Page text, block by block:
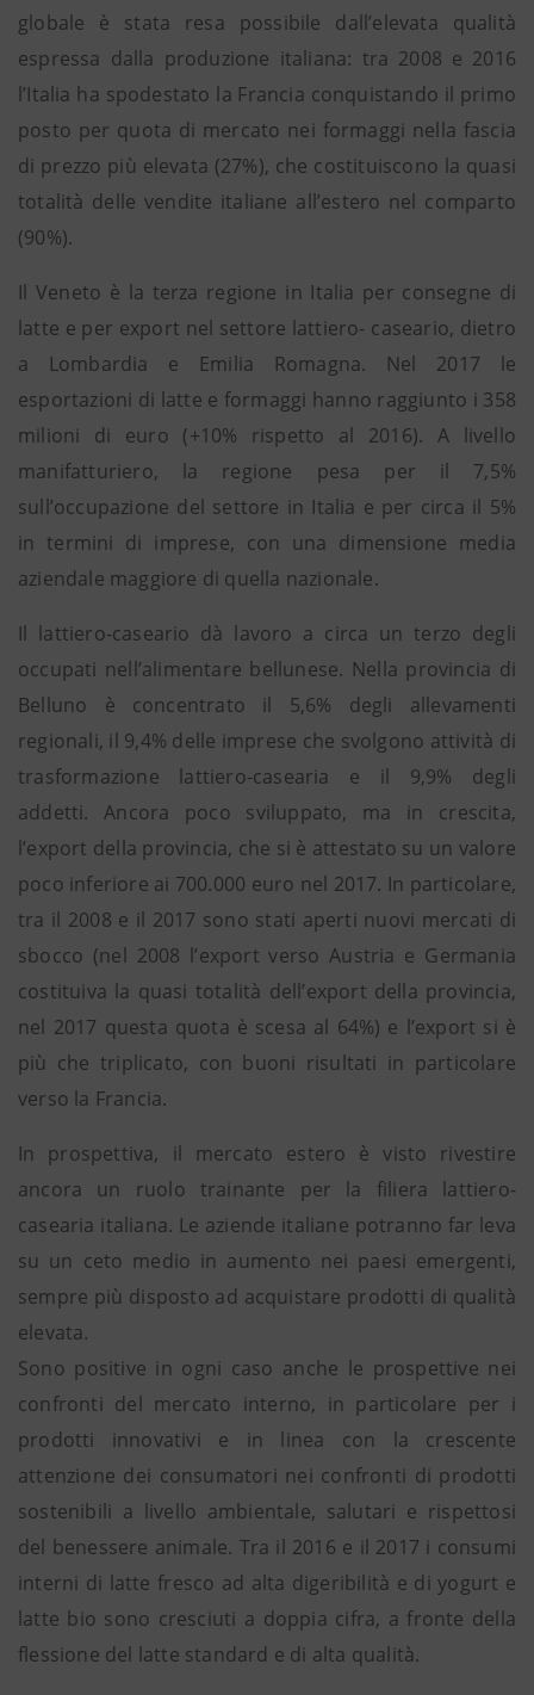
globale è stata resa possibile dall’elevata qualità
espressa dalla produzione italiana: tra 2008 e 2016
l’Italia ha spodestato la Francia conquistando il primo
posto per quota di mercato nei formaggi nella fascia
di prezzo più elevata (27%), che costituiscono la quasi
totalità delle vendite italiane all’estero nel comparto
(90%).
Il Veneto è la terza regione in Italia per consegne di
latte e per export nel settore lattiero- caseario, dietro
a Lombardia e Emilia Romagna. Nel 2017 le
esportazioni di latte e formaggi hanno raggiunto i 358
milioni di euro (+10% rispetto al 2016). A livello
manifatturiero, la regione pesa per il 7,5%
sull’occupazione del settore in Italia e per circa il 5%
in termini di imprese, con una dimensione media
aziendale maggiore di quella nazionale.
Il lattiero-caseario dà lavoro a circa un terzo degli
occupati nell’alimentare bellunese. Nella provincia di
Belluno è concentrato il 5,6% degli allevamenti
regionali, il 9,4% delle imprese che svolgono attività di
trasformazione lattiero-casearia e il 9,9% degli
addetti. Ancora poco sviluppato, ma in crescita,
l’export della provincia, che si è attestato su un valore
poco inferiore ai 700.000 euro nel 2017. In particolare,
tra il 2008 e il 2017 sono stati aperti nuovi mercati di
sbocco (nel 2008 l’export verso Austria e Germania
costituiva la quasi totalità dell’export della provincia,
nel 2017 questa quota è scesa al 64%) e l’export si è
più che triplicato, con buoni risultati in particolare
verso la Francia.
In prospettiva, il mercato estero è visto rivestire
ancora un ruolo trainante per la filiera lattiero-
casearia italiana. Le aziende italiane potranno far leva
su un ceto medio in aumento nei paesi emergenti,
sempre più disposto ad acquistare prodotti di qualità
elevata.
Sono positive in ogni caso anche le prospettive nei
confronti del mercato interno, in particolare per i
prodotti innovativi e in linea con la crescente
attenzione dei consumatori nei confronti di prodotti
sostenibili a livello ambientale, salutari e rispettosi
del benessere animale. Tra il 2016 e il 2017 i consumi
interni di latte fresco ad alta digeribilità e di yogurt e
latte bio sono cresciuti a doppia cifra, a fronte della
flessione del latte standard e di alta qualità.